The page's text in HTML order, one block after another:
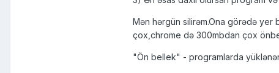
Mən hərgün silirəm.Ona görədə yer
çox,chrome də 300mbdan çox
"Ön bellek" - programlarda